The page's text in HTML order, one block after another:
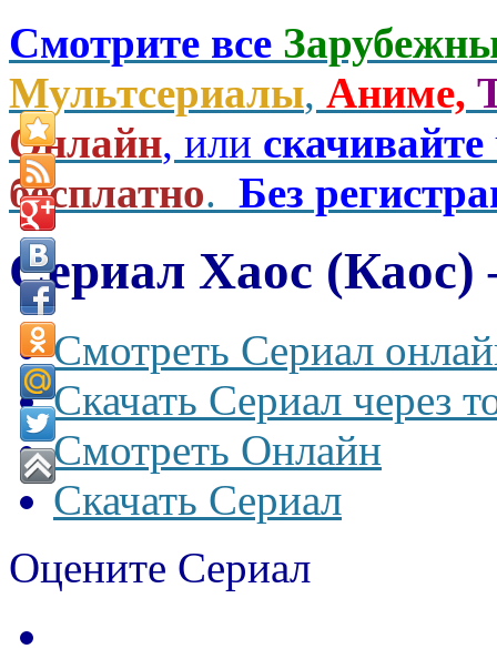
Смотрите все
Мультсериалы, Аниме,
Онлайн, или скачивайте
бесплатно. Без
Сериал Хаос
Смотреть Сериал
Скачать Сериал через
Смотреть Онлайн
Скачать Сериал
Оцените Сериал